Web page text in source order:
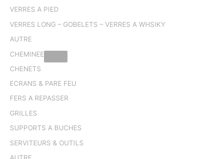
VERRES A PIED
VERRES LONG – GOBELETS – VERRES A WHSIKY
AUTRE
CHEMINEE
CHENETS
ECRANS & PARE FEU
FERS A REPASSER
GRILLES
SUPPORTS A BUCHES
SERVITEURS & OUTILS